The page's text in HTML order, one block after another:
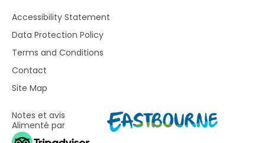
Accessibility Statement
Data Protection Policy
Terms and Conditions
Contact
Site Map
Notes et avis
Alimenté par